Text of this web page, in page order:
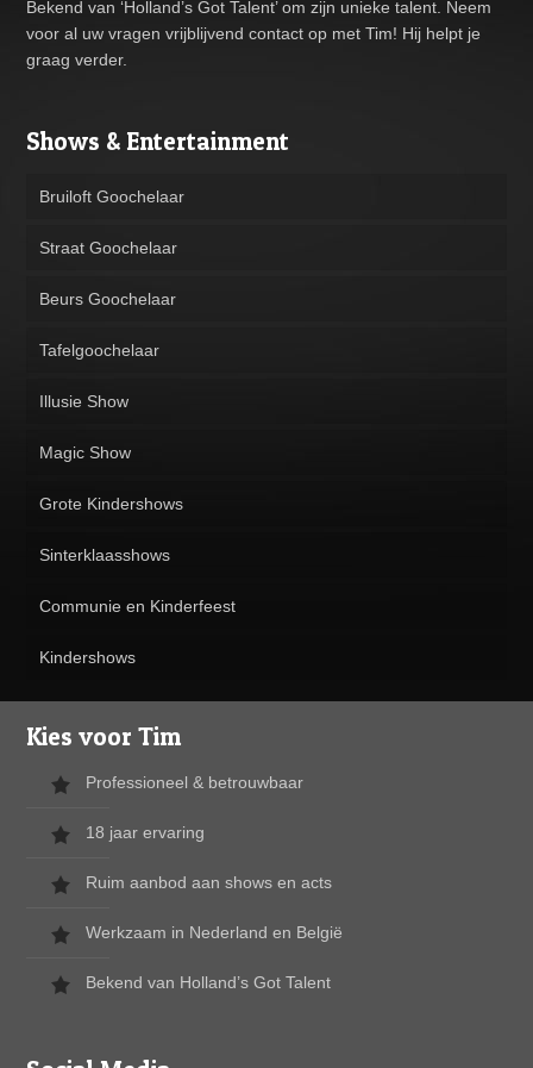
Bekend van ‘Holland’s Got Talent’ om zijn unieke talent. Neem
voor al uw vragen vrijblijvend contact op met Tim! Hij helpt je
graag verder.
Shows & Entertainment
Bruiloft Goochelaar
Straat Goochelaar
Beurs Goochelaar
Tafelgoochelaar
Illusie Show
Magic Show
Grote Kindershows
Sinterklaasshows
Communie en Kinderfeest
Kindershows
Kies voor Tim
Professioneel & betrouwbaar
18 jaar ervaring
Ruim aanbod aan shows en acts
Werkzaam in Nederland en België
Bekend van Holland’s Got Talent